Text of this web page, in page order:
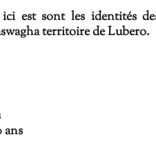
est sont les identités
territoire de Lubero.